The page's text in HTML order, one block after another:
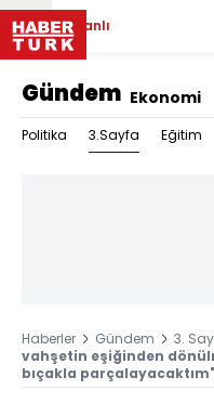
Canlı
Gündem Ekonomi
Politika 3.Sayfa Eğitim
Haberler Gündem 3.
vahşetin eşiğinden
bıçakla